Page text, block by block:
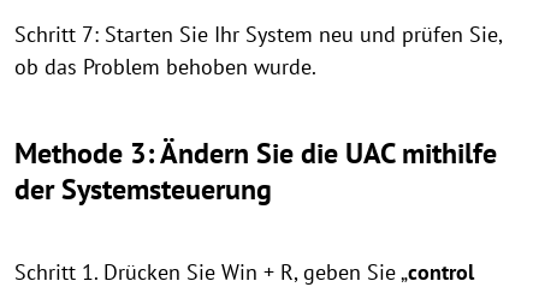
Schritt 7: Starten Sie Ihr System neu und prüfen Sie,
ob das Problem behoben wurde.
Methode 3: Ändern Sie die UAC mithilfe
der Systemsteuerung
Schritt 1. Drücken Sie Win + R, geben Sie „control